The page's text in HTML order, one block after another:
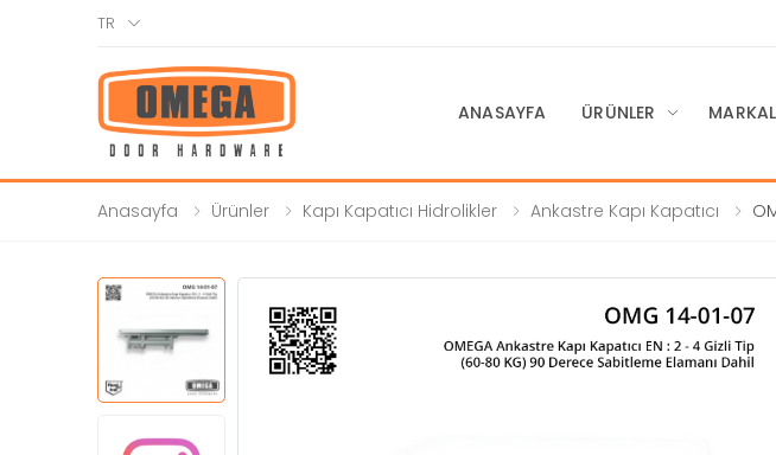
TR
ANASAYFA ÜRÜNLER
Anasayfa Ürünler Kapı Kapatıcı Hidrolikler Ankastre Kapı Kapatıcı